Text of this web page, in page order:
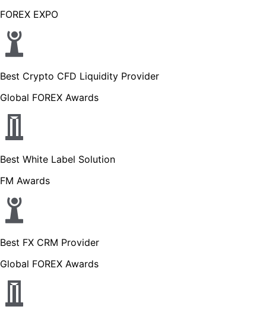
FOREX EXPO
Best Crypto CFD Liquidity Provider
Global FOREX Awards
Best White Label Solution
FM Awards
Best FX CRM Provider
Global FOREX Awards